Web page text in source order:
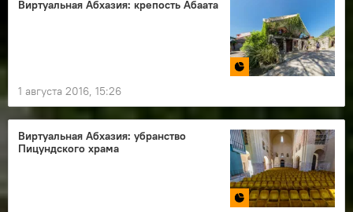
Виртуальная Абхазия: крепость Абаата
1 августа 2016, 15:26
Виртуальная Абхазия: убранство
Пицундского храма